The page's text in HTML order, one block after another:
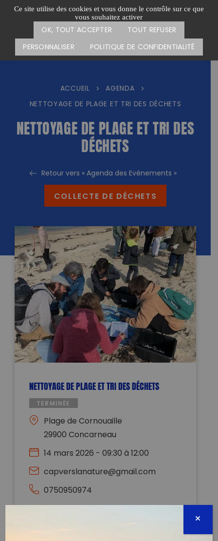
Ce site utilise des cookies et vous donne le contrôle sur ce que
vous souhaitez activer
OK, TOUT ACCEPTER
TOUT REFUSER
PERSONNALISER
POLITIQUE DE CONFIDENTIALITÉ
Passer
Menu
CARTE DES ACTIONS FAIRE UN DON
ACCUEIL > AGENDA
>
NETTOYAGE DE PLAGE ET TRI DES DÉCHETS
NETTOYAGE DE PLAGE ET TRI DES
DÉCHETS
Retour vers « Agenda des Evénements »
COLLECTE DE DÉCHETS
NETTOYAGE DE PLAGE ET TRI DES DÉCHETS
TERMINÉE
Plage de Cornouaille
29900 Concarneau
14 mars 2026 - 09:30 à 12:00
capverslanature@gmail.com
0750950974